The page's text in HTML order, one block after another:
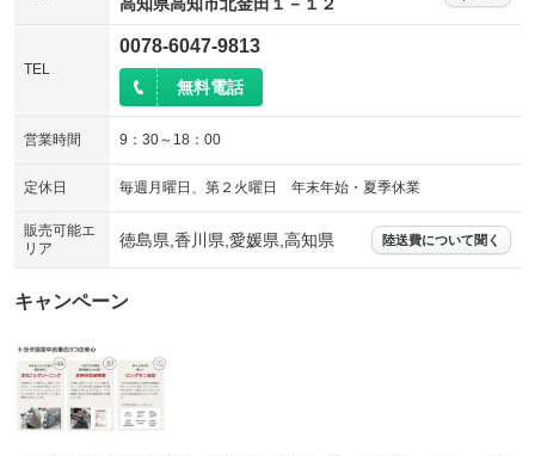
TEL
0078-6047-9813
無料電話
営業時間 9：30～18：00
定休日 毎週月曜日、第２火曜日 年末年始・夏季休業
販売可能エ
リア
徳島県,香川県,愛媛県,高知県 陸送費について聞く
キャンペーン